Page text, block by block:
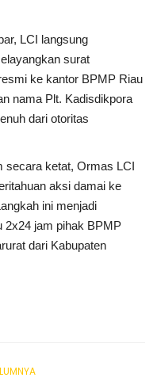
LCI langsung
surat
ke kantor BPMP Riau
nama Plt. Kadisdikpora
dari otoritas
secara ketat, Ormas LCI
aksi damai ke
ini menjadi
2x24 jam pihak BPMP
dari Kabupaten